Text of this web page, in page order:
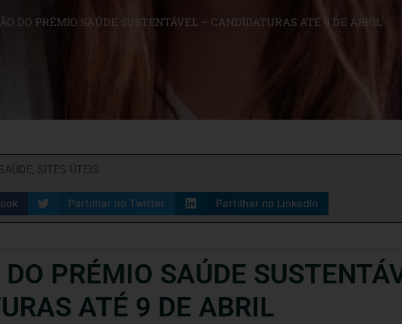
DO PRÉMIO SAÚDE SUSTENTÁVEL – CANDIDATURAS ATÉ 9 DE ABRIL
, SITES ÚTEIS
Partilhar no Twitter Partilhar no LinkedIn
PRÉMIO SAÚDE
ATÉ 9 DE ABRIL